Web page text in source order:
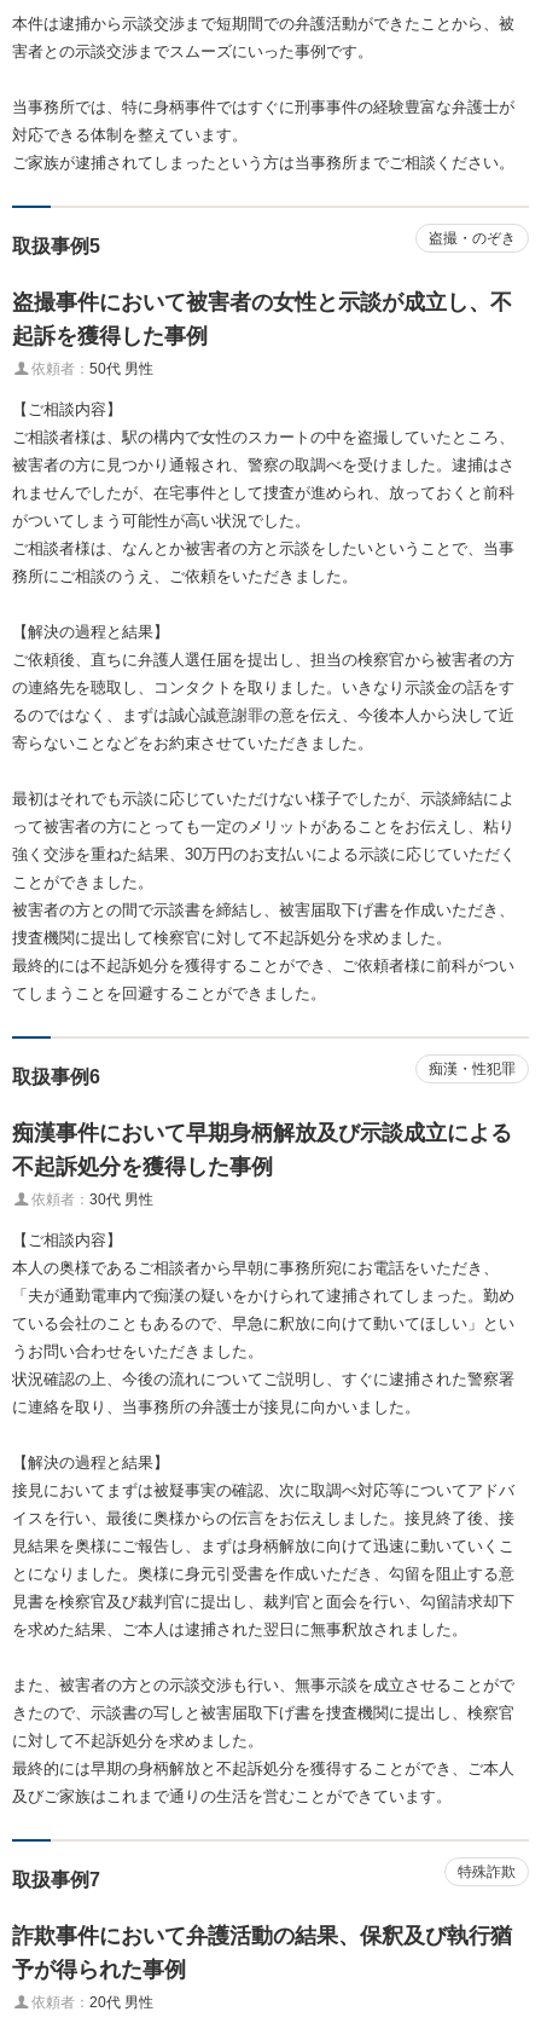
本件は逮捕から示談交渉まで短期間での弁護活動ができたことから、被
害者との示談交渉までスムーズにいった事例です。
当事務所では、特に身柄事件ではすぐに刑事事件の経験豊富な弁護士が
対応できる体制を整えています。
ご家族が逮捕されてしまったという方は当事務所までご相談ください。
取扱事例5 盗撮・のぞき
盗撮事件において被害者の女性と示談が成立し、不
起訴を獲得した事例
依頼者： 50代 男性
【ご相談内容】
ご相談者様は、駅の構内で女性のスカートの中を盗撮していたところ、
被害者の方に見つかり通報され、警察の取調べを受けました。逮捕はさ
れませんでしたが、在宅事件として捜査が進められ、放っておくと前科
がついてしまう可能性が高い状況でした。
ご相談者様は、なんとか被害者の方と示談をしたいということで、当事
務所にご相談のうえ、ご依頼をいただきました。
【解決の過程と結果】
ご依頼後、直ちに弁護人選任届を提出し、担当の検察官から被害者の方
の連絡先を聴取し、コンタクトを取りました。いきなり示談金の話をす
るのではなく、まずは誠心誠意謝罪の意を伝え、今後本人から決して近
寄らないことなどをお約束させていただきました。
最初はそれでも示談に応じていただけない様子でしたが、示談締結によ
って被害者の方にとっても一定のメリットがあることをお伝えし、粘り
強く交渉を重ねた結果、30万円のお支払いによる示談に応じていただく
ことができました。
被害者の方との間で示談書を締結し、被害届取下げ書を作成いただき、
捜査機関に提出して検察官に対して不起訴処分を求めました。
最終的には不起訴処分を獲得することができ、ご依頼者様に前科がつい
てしまうことを回避することができました。
取扱事例6 痴漢・性犯罪
痴漢事件において早期身柄解放及び示談成立による
不起訴処分を獲得した事例
依頼者： 30代 男性
【ご相談内容】
本人の奥様であるご相談者から早朝に事務所宛にお電話をいただき、
「夫が通勤電車内で痴漢の疑いをかけられて逮捕されてしまった。勤め
ている会社のこともあるので、早急に釈放に向けて動いてほしい」とい
うお問い合わせをいただきました。
状況確認の上、今後の流れについてご説明し、すぐに逮捕された警察署
に連絡を取り、当事務所の弁護士が接見に向かいました。
【解決の過程と結果】
接見においてまずは被疑事実の確認、次に取調べ対応等についてアドバ
イスを行い、最後に奥様からの伝言をお伝えしました。接見終了後、接
見結果を奥様にご報告し、まずは身柄解放に向けて迅速に動いていくこ
とになりました。奥様に身元引受書を作成いただき、勾留を阻止する意
見書を検察官及び裁判官に提出し、裁判官と面会を行い、勾留請求却下
を求めた結果、ご本人は逮捕された翌日に無事釈放されました。
また、被害者の方との示談交渉も行い、無事示談を成立させることがで
きたので、示談書の写しと被害届取下げ書を捜査機関に提出し、検察官
に対して不起訴処分を求めました。
最終的には早期の身柄解放と不起訴処分を獲得することができ、ご本人
及びご家族はこれまで通りの生活を営むことができています。
取扱事例7 特殊詐欺
詐欺事件において弁護活動の結果、保釈及び執行猶
予が得られた事例
依頼者： 20代 男性